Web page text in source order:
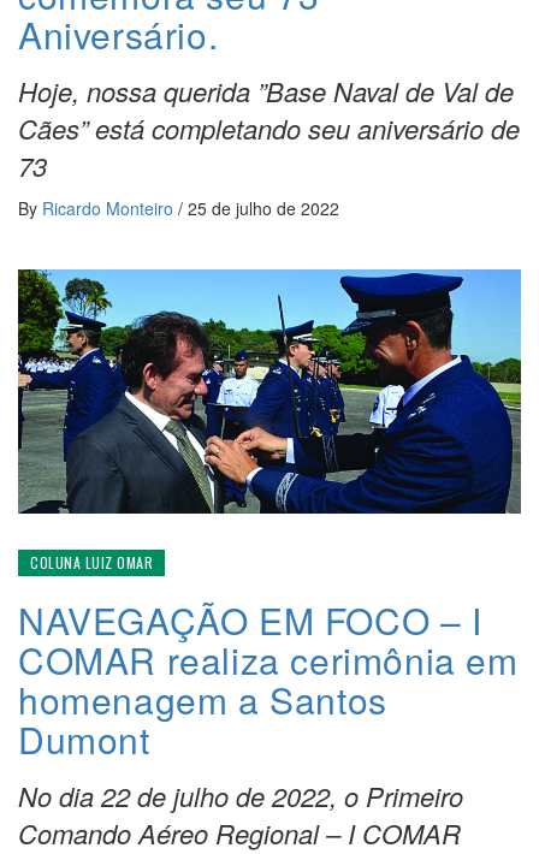
Aniversário.
Hoje, nossa querida ”Base Naval de Val de
Cães” está completando seu aniversário de
73
By Ricardo Monteiro / 25 de julho de 2022
COLUNA LUIZ OMAR
NAVEGAÇÃO EM FOCO – I
COMAR realiza cerimônia em
homenagem a Santos
Dumont
No dia 22 de julho de 2022, o Primeiro
Comando Aéreo Regional – I COMAR